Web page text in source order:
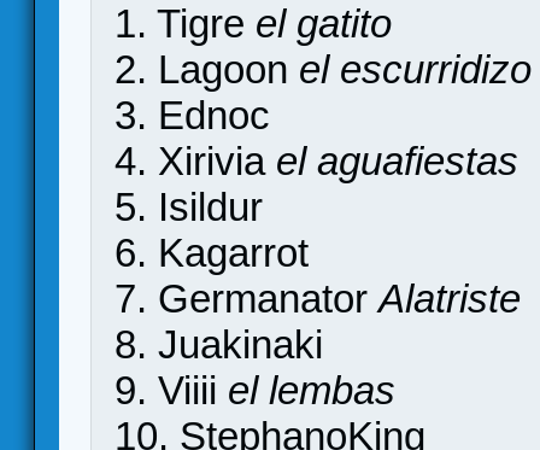
1. Tigre el gatito
2. Lagoon el escurridizo
3. Ednoc
4. Xirivia el aguafiestas
5. Isildur
6. Kagarrot
7. GermanatorAlatriste
8. Juakinaki
9. Viiii el lembas
10. StephanoKing